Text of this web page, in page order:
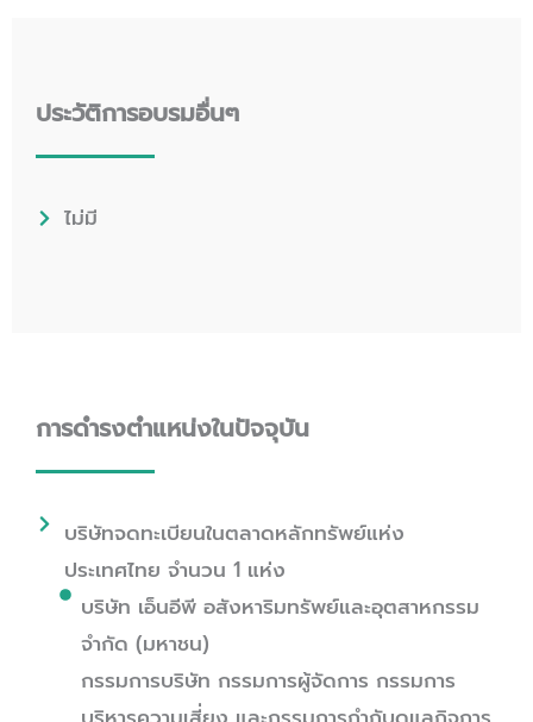
ประวัติการอบรมอื่นๆ
ไม่มี
การดำรงตำแหน่งในปัจจุบัน
บริษัทจดทะเบียนในตลาดหลักทรัพย์แห่ง
ประเทศไทย จำนวน 1 แห่ง
บริษัท เอ็นอีพี อสังหาริมทรัพย์และอุตสาหกรรม
จำกัด (มหาชน)
กรรมการบริษัท กรรมการผู้จัดการ กรรมการ